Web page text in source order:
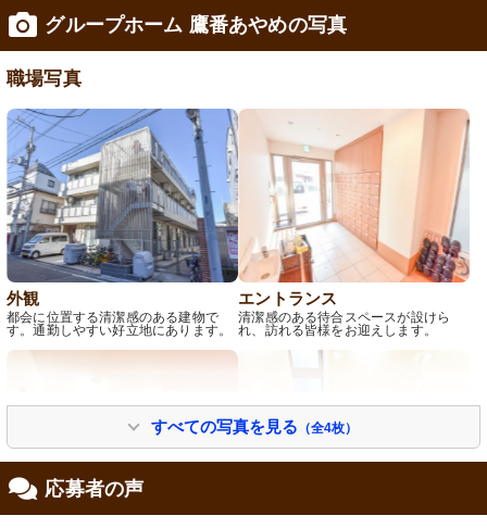
グループホーム 鷹番あやめの写真
職場写真
外観
都会に位置する清潔感のある建物で
す。通勤しやすい好立地にあります。
エントランス
清潔感のある待合スペースが設けら
れ、訪れる皆様をお迎えします。
すべての写真を見る （全4枚）
応募者の声